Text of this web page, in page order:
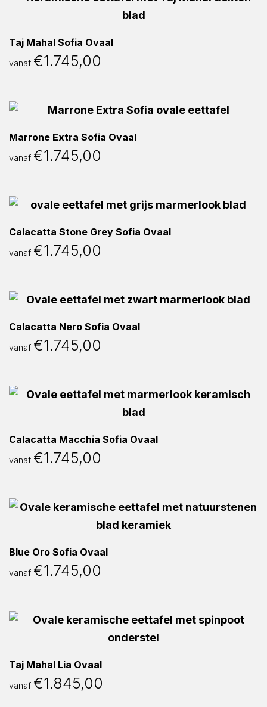
Taj Mahal Sofia Ovaal
vanaf €1.745,00
Marrone Extra Sofia Ovaal
vanaf €1.745,00
Calacatta Stone Grey Sofia Ovaal
vanaf €1.745,00
Calacatta Nero Sofia Ovaal
vanaf €1.745,00
Calacatta Macchia Sofia Ovaal
vanaf €1.745,00
Blue Oro Sofia Ovaal
vanaf €1.745,00
Taj Mahal Lia Ovaal
vanaf €1.845,00